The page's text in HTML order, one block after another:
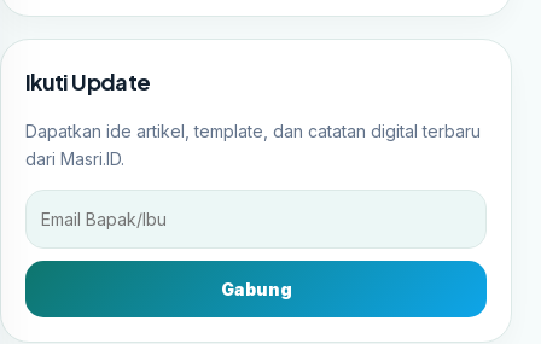
Ikuti Update
Dapatkan ide artikel, template, dan catatan digital terbaru
dari Masri.ID.
Gabung